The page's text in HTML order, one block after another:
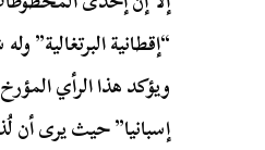
“إقطانية البرتغالية”
ويؤكد هذا الرأي
إسبانيا” حيث يرى أن